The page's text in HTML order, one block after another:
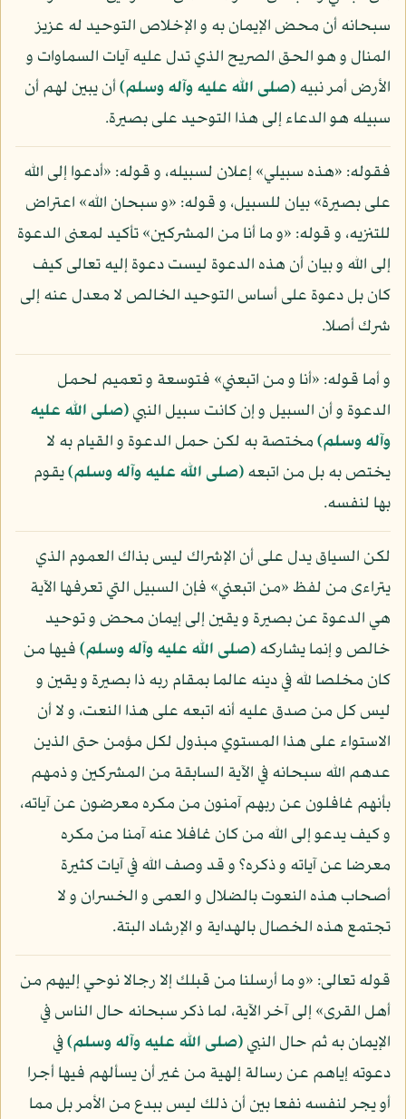
سبحانه أن محض الإيمان به و الإخلاص التوحيد له عزيز
المنال و هو الحق الصريح الذي تدل عليه آيات السماوات و
الأرض أمر نبيه(صلى الله عليه وآله وسلم)أن يبين لهم أن
سبيله هو الدعاء إلى هذا التوحيد على بصيرة.
فقوله: «هذه سبيلي» إعلان لسبيله، و قوله: «أدعوا إلى الله
على بصيرة» بيان للسبيل، و قوله: «و سبحان الله» اعتراض
للتنزيه، و قوله: «و ما أنا من المشركين» تأكيد لمعنى الدعوة
إلى الله و بيان أن هذه الدعوة ليست دعوة إليه تعالى كيف
كان بل دعوة على أساس التوحيد الخالص لا معدل عنه إلى
شرك أصلا.
و أما قوله: «أنا و من اتبعني» فتوسعة و تعميم لحمل
الدعوة و أن السبيل و إن كانت سبيل النبي(صلى الله عليه
وآله وسلم)مختصة به لكن حمل الدعوة و القيام به لا
يختص به بل من اتبعه(صلى الله عليه وآله وسلم)يقوم
بها لنفسه.
لكن السياق يدل على أن الإشراك ليس بذاك العموم الذي
يتراءى من لفظ «من اتبعني» فإن السبيل التي تعرفها الآية
هي الدعوة عن بصيرة و يقين إلى إيمان محض و توحيد
خالص و إنما يشاركه(صلى الله عليه وآله وسلم)فيها من
كان مخلصا لله في دينه عالما بمقام ربه ذا بصيرة و يقين و
ليس كل من صدق عليه أنه اتبعه على هذا النعت، و لا أن
الاستواء على هذا المستوي مبذول لكل مؤمن حتى الذين
عدهم الله سبحانه في الآية السابقة من المشركين و ذمهم
بأنهم غافلون عن ربهم آمنون من مكره معرضون عن آياته،
و كيف يدعو إلى الله من كان غافلا عنه آمنا من مكره
معرضا عن آياته و ذكره؟ و قد وصف الله في آيات كثيرة
أصحاب هذه النعوت بالضلال و العمى و الخسران و لا
تجتمع هذه الخصال بالهداية و الإرشاد البتة.
قوله تعالى: «و ما أرسلنا من قبلك إلا رجالا نوحي إليهم من
أهل القرى» إلى آخر الآية، لما ذكر سبحانه حال الناس في
الإيمان به ثم حال النبي(صلى الله عليه وآله وسلم)في
دعوته إياهم عن رسالة إلهية من غير أن يسألهم فيها أجرا
أو يجر لنفسه نفعا بين أن ذلك ليس ببدع من الأمر بل مما